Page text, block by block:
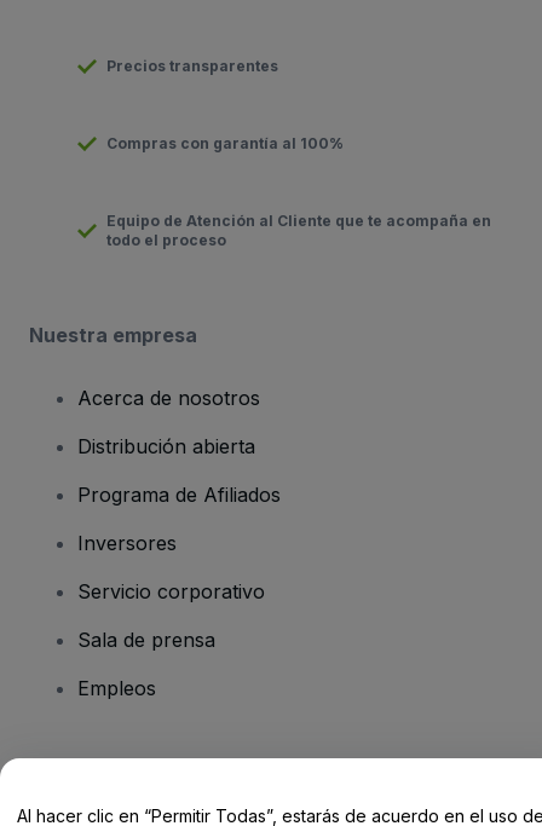
Precios transparentes
Compras con garantía al 100%
Equipo de Atención al Cliente que te acompaña en
todo el proceso
Nuestra empresa
Acerca de nosotros
Distribución abierta
Programa de Afiliados
Inversores
Servicio corporativo
Sala de prensa
Empleos
Al hacer clic en “Permitir Todas”, estarás de acuerdo en el uso